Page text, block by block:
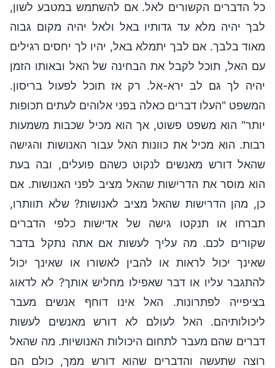
כל הדברים הקשורים לאל. אם להשתמש במטבע לשון,
לבך יהיה מלא עד גדותיו באל ולאל יהיה מקום גבוה
מאוד בלבך. אם לבך יתמלא באל, יהיו לך יחסים רגילים
עם האל, תוכל לקבל את הבחינה של האל ובאותו הזמן
יהיה לך גם לב ירא-אל. רק אז תוכל לפעול בריסון.
המשפט "העלו דברים כאלה בפני אלוהים לעתים תכופות
יותר" הוא משפט פשוט, אך הוא מכיל שכבות משמעות
רבות. הוא מכיל את כוונות האל עבור האנושות והגישה
שהאל דורש מאנשים לנקוט כשהם פועלים, ובה בעת
הוא מוסר את הדרישות שהאל מציב לפני האנושות. אם
כן, מהן הדרישות שהאל מציב לאנושות? שלא תוותרו,
תברחו או תנקטו גישה של אדישות כלפי הדברים
שקורים לכם. מה עליך לעשות אם אתה נתקל בדבר
שאינך יכול לראות או להבין לאשורו או שאינך יכול
להתגבר עליו או דבר שאפילו מחליש אותך? לא לדאוג
בציפייה לפתרונות. האל אינו דוחף אנשים מעבר
ליכולותיהם. האל לעולם לא דורש מאנשים לעשות
דברים שהם מעבר לתחום היכולות האנושיות. מה שהאל
רוצה שתעשה והדברים שהוא דורש ממך, כולם הם